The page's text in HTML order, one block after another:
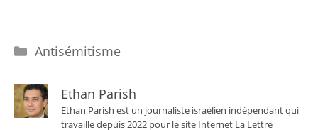
Catégories
Antisémitisme
Ethan Parish
Ethan Parish est un journaliste israélien indépendant qui
travaille depuis 2022 pour le site Internet La Lettre